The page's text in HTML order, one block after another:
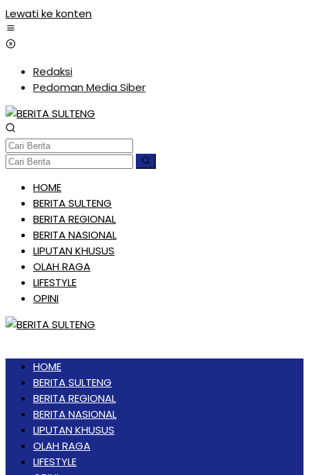
Lewati ke konten
Redaksi
Pedoman Media Siber
HOME
BERITA SULTENG
BERITA REGIONAL
BERITA NASIONAL
LIPUTAN KHUSUS
OLAH RAGA
LIFESTYLE
OPINI
HOME
BERITA SULTENG
BERITA REGIONAL
BERITA NASIONAL
LIPUTAN KHUSUS
OLAH RAGA
LIFESTYLE